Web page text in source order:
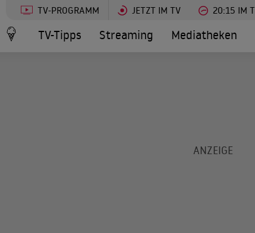
TV-PROGRAMM JETZT IM TV 20:15 IM
TV-Tipps Streaming Mediatheken